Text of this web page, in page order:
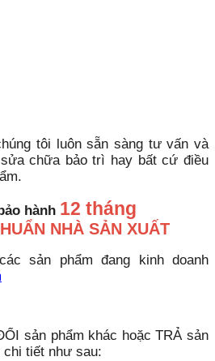
tôi luôn sẵn sàng tư vấn và
chữa bảo trì hay bất cứ điều
hành 12 tháng
NHÀ SẢN XUẤT
sản phẩm đang kinh doanh
sản phẩm khác hoặc TRẢ sản
tiết như sau: